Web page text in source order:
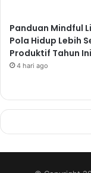
Panduan Mindful
Pola Hidup Lebih
Produktif Tahun Ini
4 hari ago